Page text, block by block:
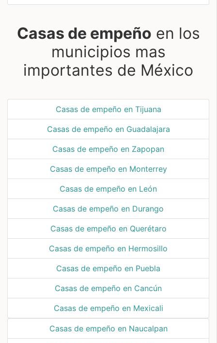
Casas de empeño en los
municipios mas
importantes de México
Casas de empeño en Tijuana
Casas de empeño en Guadalajara
Casas de empeño en Zapopan
Casas de empeño en Monterrey
Casas de empeño en León
Casas de empeño en Durango
Casas de empeño en Querétaro
Casas de empeño en Hermosillo
Casas de empeño en Puebla
Casas de empeño en Cancún
Casas de empeño en Mexicali
Casas de empeño en Naucalpan